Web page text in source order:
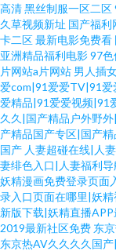
高清黑丝制服一区二区
久草视频新址 国产福利
卡二区最新电影免费看
亚洲精品福利电影97色
片网站a片网站 男人插
爱com|91爱爱TV|91
爱精品|91爱爱视频|91
久久|国产精品户外野
产精品国产专区|国产
国产 人妻超碰在线|人
妻绯色入口|人妻福利
妖精漫画免费登录页面
录入口页面在哪里|妖
新版下载|妖精直播
2019最新社区免费 东
东京热AV久久久久国